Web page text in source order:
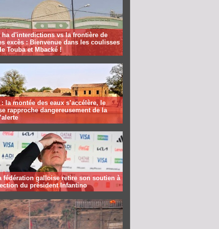
ha d'interdictions vs la frontière de
excès : Bienvenue dans les coulisses
Touba et Mbacké !
la montée des eaux s’accélère, le
rapproche dangereusement de la
fédération galloise retire son soutien à
du président Infantino